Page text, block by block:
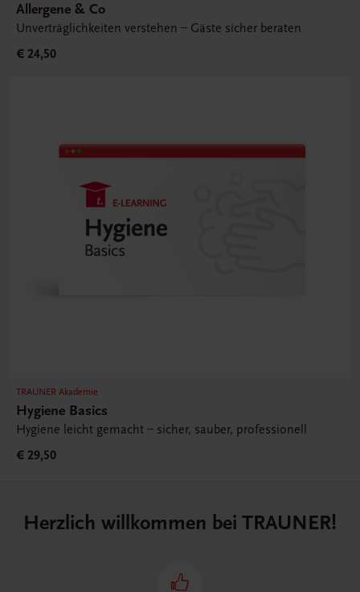
Allergene & Co
Unverträglichkeiten verstehen – Gäste sicher beraten
€ 24,50
TRAUNER Akademie
Hygiene Basics
Hygiene leicht gemacht – sicher, sauber, professionell
€ 29,50
Herzlich willkommen bei TRAUNER!